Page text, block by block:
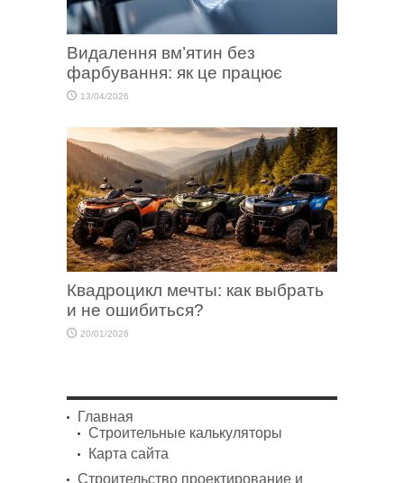
Видалення вм’ятин без
фарбування: як це працює
13/04/2026
Квадроцикл мечты: как выбрать
и не ошибиться?
20/01/2026
Главная
Строительные калькуляторы
Карта сайта
Строительство проектирование и